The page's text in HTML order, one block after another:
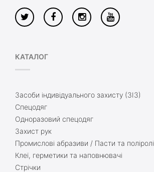
КАТАЛОГ
Засоби індивідуального захисту (ЗІЗ)
Спецодяг
Одноразовий спецодяг
Захист рук
Промислові абразиви / Пасти та поліролі
Клеї, герметики та наповнювачі
Стрічки